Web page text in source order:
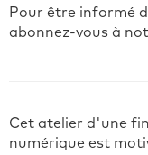
Cet atelier d'une
numérique est
Pour être informé
abonnez-vous à